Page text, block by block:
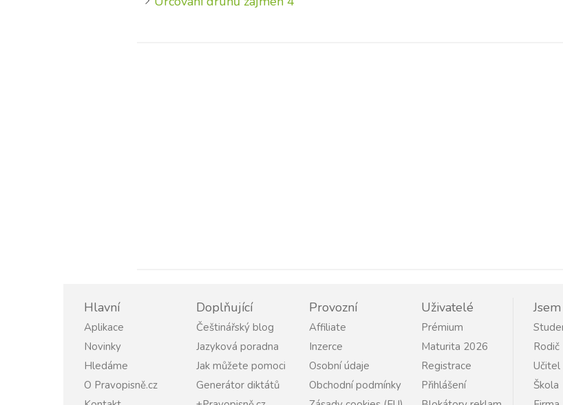
Hlavní
Aplikace
Novinky
Hledáme
O Pravopisně.cz
Doplňující
Češtinářský blog
Jazyková poradna
Jak můžete pomoci
Generátor diktátů
Provozní
Affiliate
Inzerce
Osobní údaje
Obchodní podmínky
Uživatelé
Prémium
Maturita 2026
Registrace
Přihlášení
Jsem
Rodič
Učitel
Škola